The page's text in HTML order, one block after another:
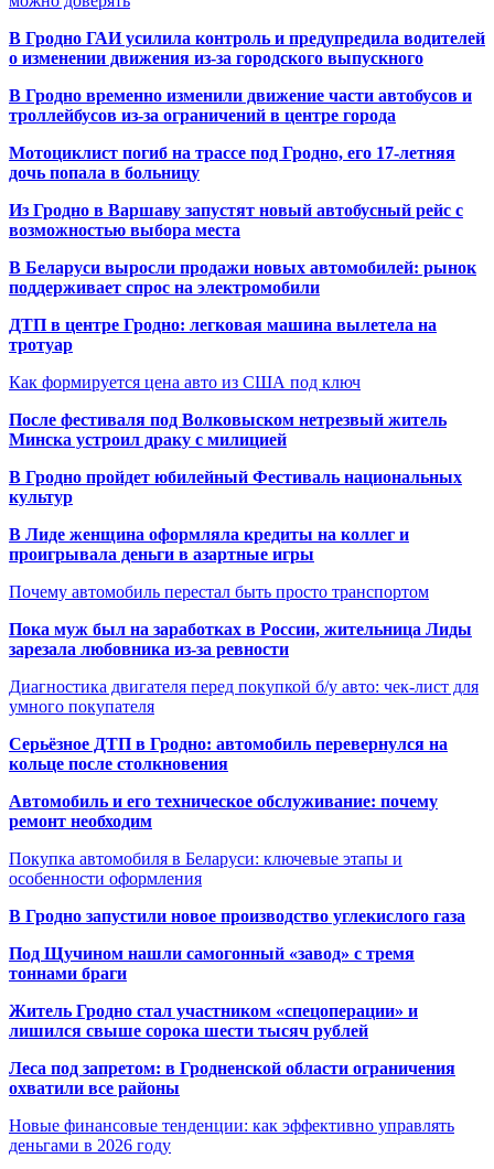
В Гродно ГАИ усилила контроль и предупредила водителей
о изменении движения из-за городского выпускного
В Гродно временно изменили движение части автобусов и
троллейбусов из-за ограничений в центре города
Мотоциклист погиб на трассе под Гродно, его 17-летняя
дочь попала в больницу
Из Гродно в Варшаву запустят новый автобусный рейс с
возможностью выбора места
В Беларуси выросли продажи новых автомобилей: рынок
поддерживает спрос на электромобили
ДТП в центре Гродно: легковая машина вылетела на
тротуар
Как формируется цена авто из США под ключ
После фестиваля под Волковыском нетрезвый житель
Минска устроил драку с милицией
В Гродно пройдет юбилейный Фестиваль национальных
культур
В Лиде женщина оформляла кредиты на коллег и
проигрывала деньги в азартные игры
Почему автомобиль перестал быть просто транспортом
Пока муж был на заработках в России, жительница Лиды
зарезала любовника из-за ревности
Диагностика двигателя перед покупкой б/у авто: чек-лист для
умного покупателя
Серьёзное ДТП в Гродно: автомобиль перевернулся на
кольце после столкновения
Автомобиль и его техническое обслуживание: почему
ремонт необходим
Покупка автомобиля в Беларуси: ключевые этапы и
особенности оформления
В Гродно запустили новое производство углекислого газа
Под Щучином нашли самогонный «завод» с тремя
тоннами браги
Житель Гродно стал участником «спецоперации» и
лишился свыше сорока шести тысяч рублей
Леса под запретом: в Гродненской области ограничения
охватили все районы
Новые финансовые тенденции: как эффективно управлять
деньгами в 2026 году